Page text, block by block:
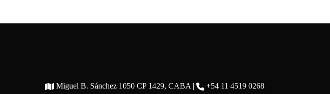
Miguel B. Sánchez 1050 CP 1429, CABA | +54 11 4519 0268